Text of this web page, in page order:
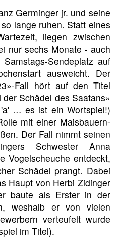
Germinger jr. und seine
lange ruhen. Statt eines
liegen zwischen
nur sechs Monate - auch
Sendeplatz auf
ausweicht. Der
Fall hört auf den Titel
Schädel des Saatans»
… es ist ein Wortspiel!)
mit einer Maisbauern-
Der Fall nimmt seinen
Schwester Anna
Vogelscheuche entdeckt,
Schädel prangt. Dabei
Haupt von Herbi Zidinger
baute als Erster in der
weshalb er von vielen
verteufelt wurde
im Titel).